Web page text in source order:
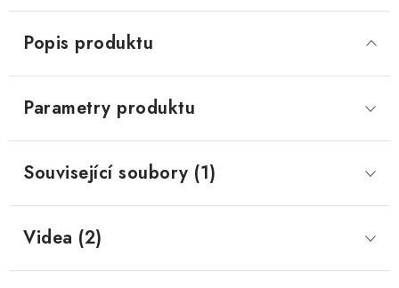
Popis produktu
Parametry produktu
Související soubory (1)
Videa (2)